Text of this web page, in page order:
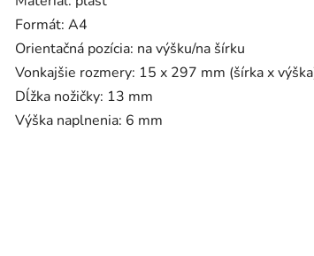
Formát: A4
Orientačná pozícia: na výšku/na šírku
Vonkajšie rozmery: 15 x 297 mm (šírka x
Dĺžka nožičky: 13 mm
Výška naplnenia: 6 mm